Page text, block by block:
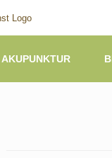
AKUPUNKTUR